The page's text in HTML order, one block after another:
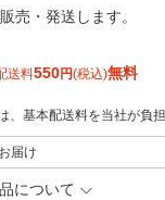
売・発送します。
送料550円(税込)無料
、基本配送料を当社が負担
届け
について